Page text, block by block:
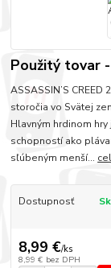
Použitý tovar
ASSASSIN’S
storočia vo Svätej
Hlavným hrdinom
schopností ako
sľúbeným menší...
Dostupnosť
8,99 €/ks
8,99 € bez DPH